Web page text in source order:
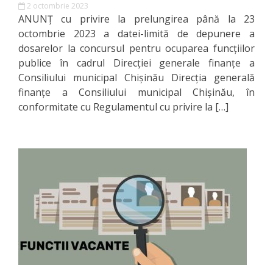
Programe
și
rapoarte
Acțiunile
DGF
Plan
activitate
Rapoarte
de
2 octombrie 2023
ANUNȚ cu privire la prelungirea până la 23
octombrie 2023 a datei-limită de depunere a
dosarelor la concursul pentru ocuparea funcţiilor
publice în cadrul Direcţiei generale finanţe a
Consiliului municipal Chişinău Direcţia generală
finanţe a Consiliului municipal Chişinău, în
conformitate cu Regulamentul cu privire la […]